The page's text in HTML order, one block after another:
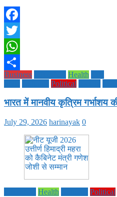
Facebook
Twitter
WhatsApp
Share
Business Health
Political
भारत में मानवीय कृत्रिम गर्भाशय
July 29, 2026 harinayak 0
Health Political